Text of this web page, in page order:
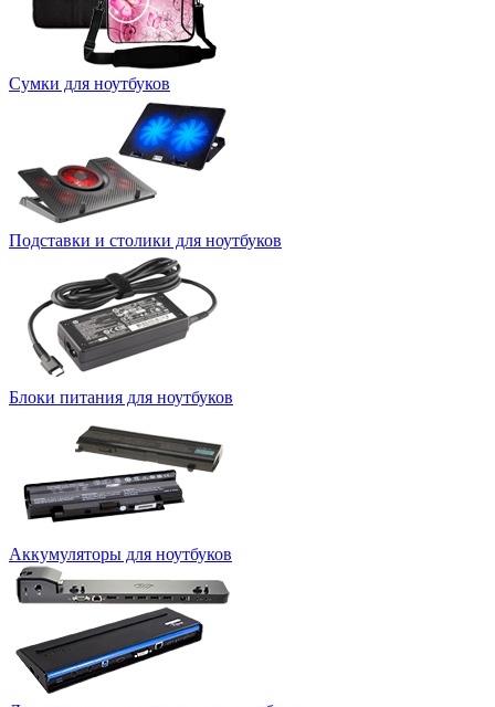
Сумки для ноутбуков
Подставки и столики для ноутбуков
Блоки питания для ноутбуков
Аккумуляторы для ноутбуков